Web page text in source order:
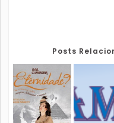
Posts